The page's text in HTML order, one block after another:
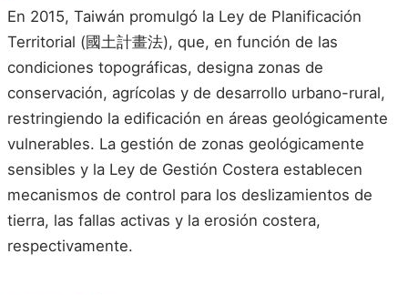
En 2015, Taiwán promulgó la Ley de Planificación
Territorial (國土計畫法), que, en función de las
condiciones topográficas, designa zonas de
conservación, agrícolas y de desarrollo urbano-rural,
restringiendo la edificación en áreas geológicamente
vulnerables. La gestión de zonas geológicamente
sensibles y la Ley de Gestión Costera establecen
mecanismos de control para los deslizamientos de
tierra, las fallas activas y la erosión costera,
respectivamente.